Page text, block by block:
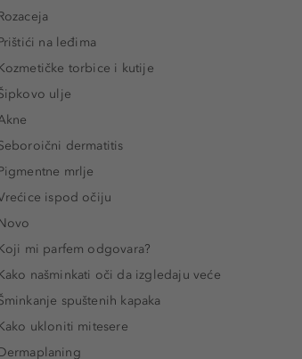
na leđima
torbice i kutije
ulje
dermatitis
mrlje
ispod očiju
mi parfem odgovara?
našminkati oči da izgledaju veće
spuštenih kapaka
ukloniti mitesere